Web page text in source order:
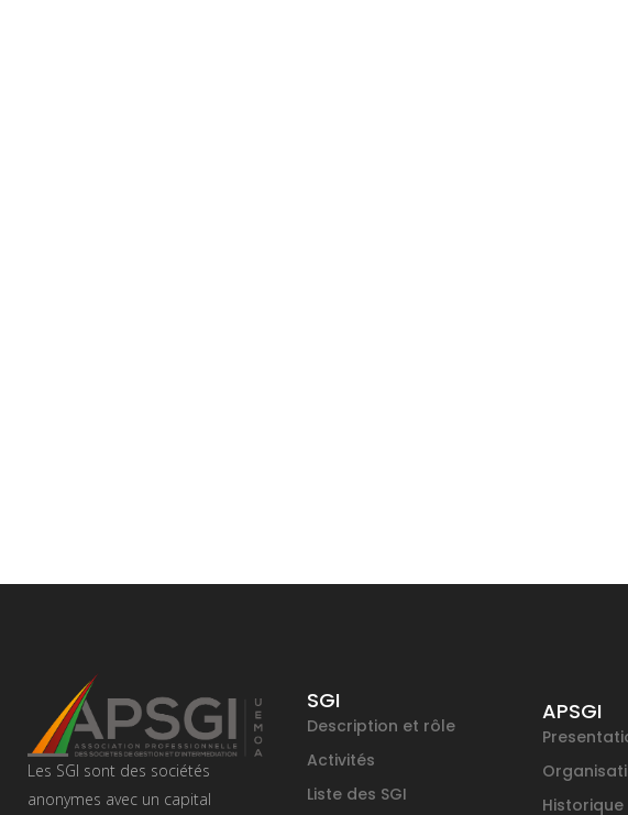
Les SGI sont des sociétés
anonymes avec un capital
SGI
Description et rôle
Activités
Liste des SGI
APSGI
Historique